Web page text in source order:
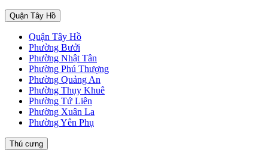
Quận Tây Hồ
Quận Tây Hồ
Phường Bưởi
Phường Nhật Tân
Phường Phú Thượng
Phường Quảng An
Phường Thụy Khuê
Phường Tứ Liên
Phường Xuân La
Phường Yên Phụ
Thú cưng